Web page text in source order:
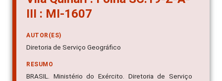
III : MI-1607
AUTOR(ES)
Diretoria de Serviço Geográfico
RESUMO
BRASIL. Ministério do Exército. Diretoria de Serviço